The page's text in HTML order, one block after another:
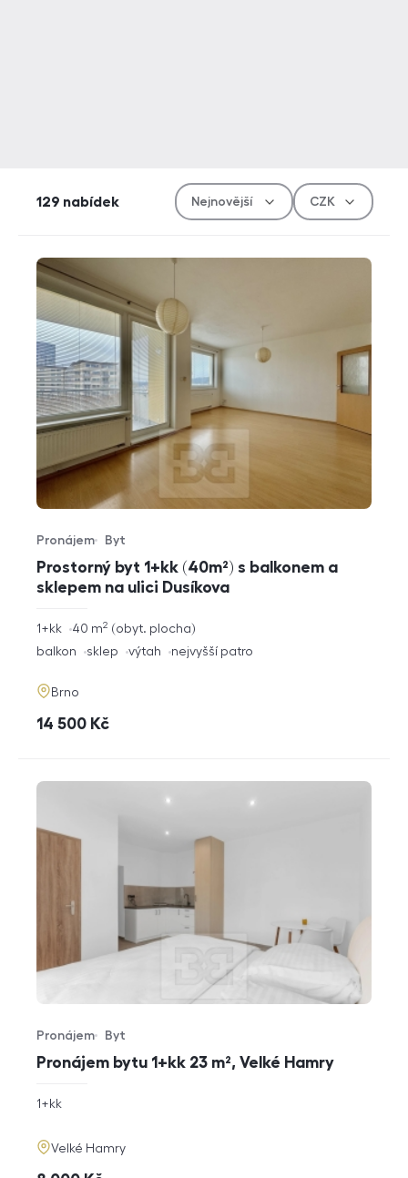
129 nabídek
Měna
Prostorný byt 1+kk (40m²) s balkonem a
sklepem na ulici Dusíkova
Typ nabídky
Pronájem
Typ nemovitosti
Byt
rozměry
1+kk obyt. plocha
40 m2
funkce
balkon sklep výtah nejvyšší patro
adresa
Brno
cena
14 500 Kč
Pronájem bytu 1+kk 23 m², Velké Hamry
Typ nabídky
Pronájem
Typ nemovitosti
Byt
rozměry
1+kk
adresa
Velké Hamry